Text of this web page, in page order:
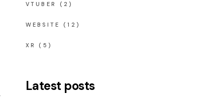
VTUBER (2)
WEBSITE (12)
XR (5)
Latest posts